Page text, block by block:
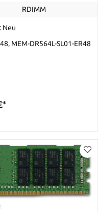
RDIMM
Neu
MEM-DR564L-SL01-ER48